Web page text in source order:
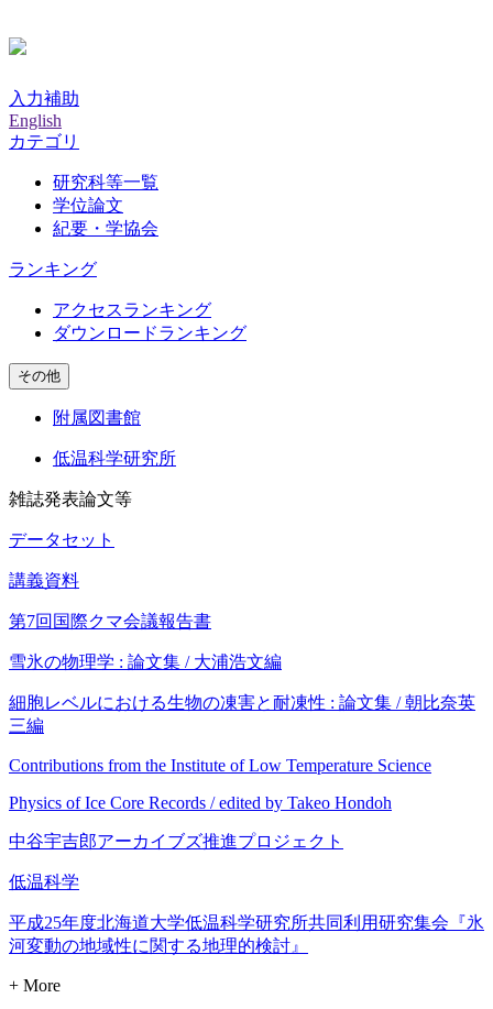
入力補助
English
カテゴリ
研究科等一覧
学位論文
紀要・学協会
ランキング
アクセスランキング
ダウンロードランキング
その他
附属図書館
低温科学研究所
雑誌発表論文等
データセット
講義資料
第7回国際クマ会議報告書
雪氷の物理学 : 論文集 / 大浦浩文編
細胞レベルにおける生物の凍害と耐凍性 : 論文集 / 朝比奈英
三編
Contributions from the Institute of Low Temperature Science
Physics of Ice Core Records / edited by Takeo Hondoh
中谷宇吉郎アーカイブズ推進プロジェクト
低温科学
平成25年度北海道大学低温科学研究所共同利用研究集会『氷
河変動の地域性に関する地理的検討』
+ More